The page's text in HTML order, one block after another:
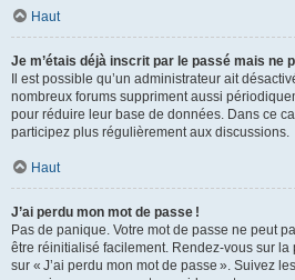
Haut
Je m’étais déjà inscrit par le passé mais ne
Il est possible qu’un administrateur ait
nombreux forums suppriment aussi
pour réduire leur base de données. Dans ce
participez plus régulièrement aux discussions.
Haut
J’ai perdu mon mot de passe !
Pas de panique. Votre mot de passe ne peut
être réinitialisé facilement. Rendez-vous sur
sur « J’ai perdu mon mot de passe ». Suivez